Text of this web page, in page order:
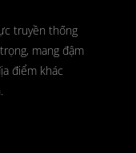
truyền thống
mang đậm
điểm khác